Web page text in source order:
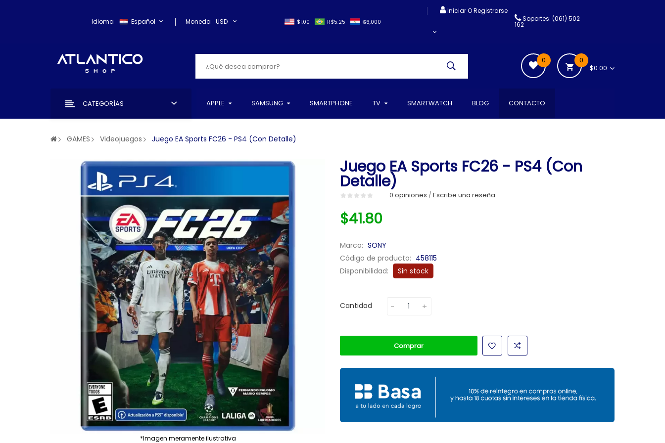
Idioma Español Moneda USD $1.00 ₲6,000
R$5.25
Iniciar O Registrarse
Soportes: (061) 502
162
0
$0.00
0
CATEGORÍAS APPLE SAMSUNG SMARTPHONE TV SMARTWATCH BLOG CONTACTO
GAMES Videojuegos Juego EA Sports FC26 - PS4 (Con Detalle)
*Imagen meramente ilustrativa
Juego EA Sports FC26 - PS4 (Con
Detalle)
0 opiniones / Escribe una reseña
$41.80
Marca: SONY
Código de producto: 458115
Disponibilidad:
Sin stock
Cantidad
Comprar